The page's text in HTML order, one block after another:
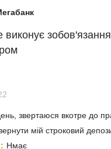
виконує
звертаюся вкотре до
мій строковий
Нмає